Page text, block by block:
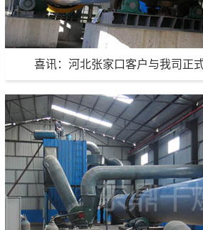
喜讯：河北张家口客户与我司正
喜讯：河北张家口客户与我司正
生产能力：定制生产 项目地点
项目详情